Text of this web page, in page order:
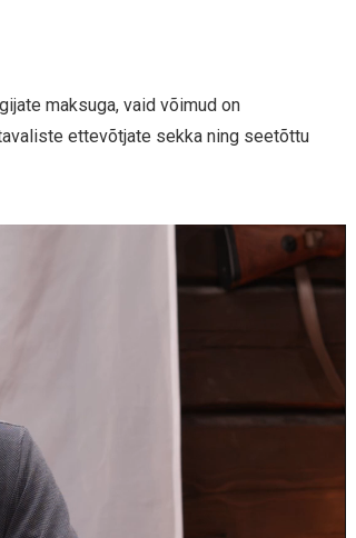
maksuga, vaid võimud on
ettevõtjate sekka ning seetõttu